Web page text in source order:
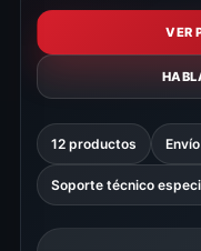
VER
12 productos
Soporte técnico